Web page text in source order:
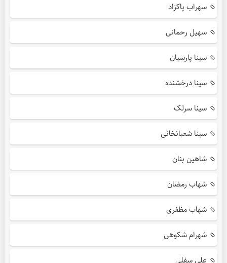
سهراب پاکزاد
سهیل رحمانی
سینا پارسیان
سینا درخشنده
سینا سرلک
سینا شعبانخانی
شاهین بنان
شهاب رمضان
شهاب مظفری
شهرام شکوهی
علی سفلی